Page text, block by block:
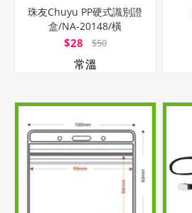
珠友Chuyu PP硬式識別證
盒/NA-20148/橫
式/76x99x6mm
$28 $50
常溫